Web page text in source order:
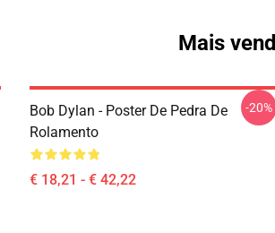
Mais
Bob Dylan - Poster De Pedra De
Rolamento
€ 18,21 - € 42,22
-20%